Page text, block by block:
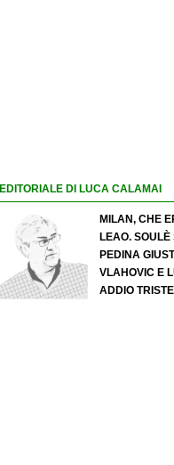
EDITORIALE DI LUCA CALAMAI
MILAN, CHE
LEAO.
PEDINA
VLAHOVIC E
ADDIO